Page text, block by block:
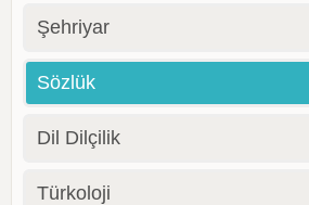
Şehriyar
Sözlük
Dil Dilçilik
Türkoloji